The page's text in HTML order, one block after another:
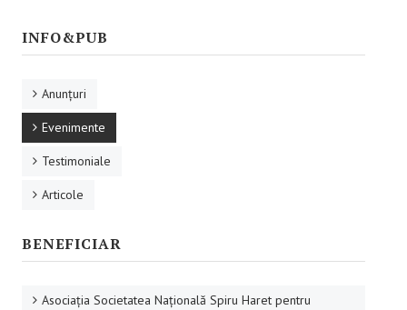
INFO & PUB
Evenimente
Testimoniale
Afişe
CAMPANIE ONLINE
INFO&PUB
Anunţuri
Evenimente
Testimoniale
Articole
BENEFICIAR
Asociaţia Societatea Naţională Spiru Haret pentru